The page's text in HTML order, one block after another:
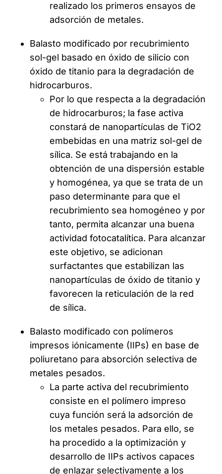
realizado los primeros ensayos de
adsorción de metales.
Balasto modificado por recubrimiento
sol-gel basado en óxido de silicio con
óxido de titanio para la degradación de
hidrocarburos.
Por lo que respecta a la degradación
de hidrocarburos; la fase activa
constará de nanopartículas de TiO2
embebidas en una matriz sol-gel de
sílica. Se está trabajando en la
obtención de una dispersión estable
y homogénea, ya que se trata de un
paso determinante para que el
recubrimiento sea homogéneo y por
tanto, permita alcanzar una buena
actividad fotocatalítica. Para alcanzar
este objetivo, se adicionan
surfactantes que estabilizan las
nanopartículas de óxido de titanio y
favorecen la reticulación de la red
de sílica.
Balasto modificado con polímeros
impresos iónicamente (IIPs) en base de
poliuretano para absorción selectiva de
metales pesados.
La parte activa del recubrimiento
consiste en el polímero impreso
cuya función será la adsorción de
los metales pesados. Para ello, se
ha procedido a la optimización y
desarrollo de IIPs activos capaces
de enlazar selectivamente a los